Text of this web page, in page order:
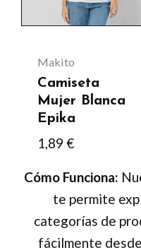
Makito
Camiseta
Mujer Blanca
Epika
1,89 €
se
pueden
elegir
en
la
de
producto
Cómo Funciona:
te permite
categorías de
fácilmente